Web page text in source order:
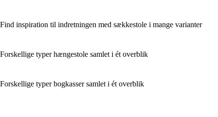
Find inspiration til indretningen med sækkestole i mange varianter
Forskellige typer hængestole samlet i ét overblik
Forskellige typer bogkasser samlet i ét overblik